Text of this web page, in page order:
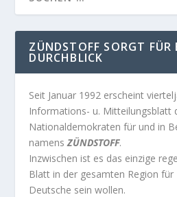
ZÜNDSTOFF SORGT FÜR
DURCHBLICK
Seit Januar 1992 erscheint
Informations- u. Mitteilungsblatt
Nationaldemokraten für und in
namensZÜNDSTOFF.
Inzwischen ist es das einzige
Blatt in der gesamten Region
Deutsche sein wollen.